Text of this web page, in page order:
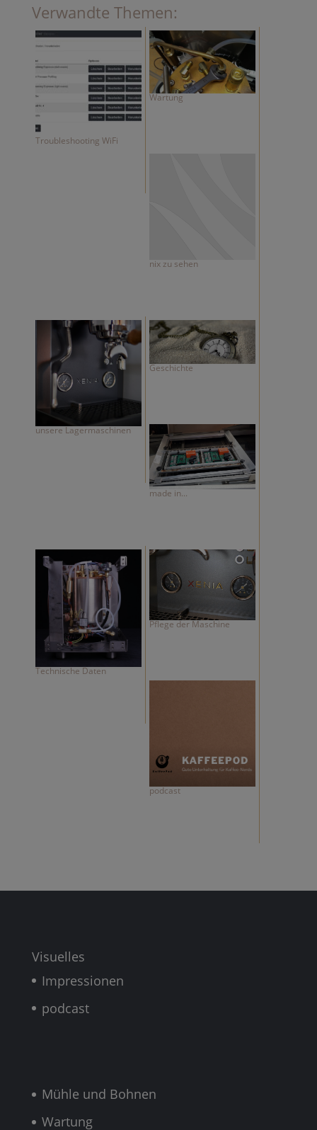
Verwandte Themen:
Troubleshooting WiFi
Wartung
nix zu sehen
unsere Lagermaschinen
Geschichte
made in...
Technische Daten
Pflege der Maschine
podcast
Visuelles
Impressionen
podcast
Mühle und Bohnen
Wartung